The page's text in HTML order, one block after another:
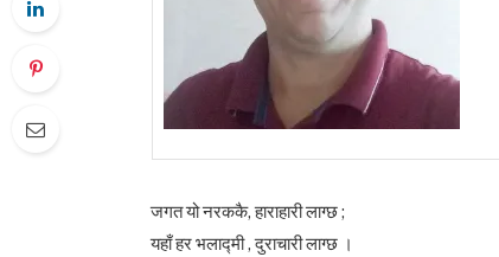
जगत यो नरककै, हाराहारी लाग्छ ;
यहाँ हर भलाद्मी , दुराचारी लाग्छ ।